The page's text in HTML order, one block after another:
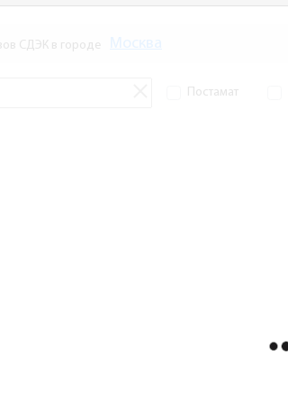
СДЭК в городе
Постамат